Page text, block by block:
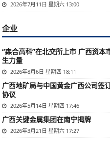
2026年7月11日 星期六 13:00
企业
“森合高科”在北交所上市 广西资本
生力量
2026年8月6日 星期四 18:11
广西地矿局与中国黄金广西公司签
协议
2026年5月14日 星期四 17:46
广西关键金属集团在南宁揭牌
2026年3月21日 星期六 17:27